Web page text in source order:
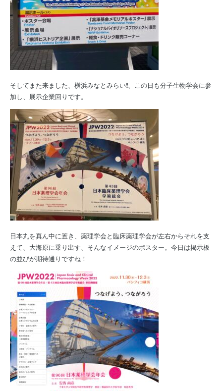
そしてまた来ました、横浜みなとみらい❗️、この日も分子生物学会に参
加し、展示企業回りです。
日本丸を真ん中に置き、薬理学会と臨床薬理学会が左右からそれを支
えて、大海原に乗り出す、そんなイメージのポスター。今日は掲示板
の並びが期待通りですね！